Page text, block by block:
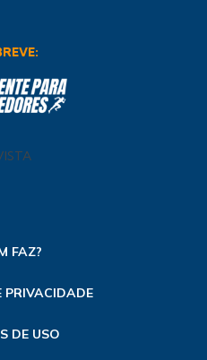
FAZ?
PRIVACIDADE
DE USO